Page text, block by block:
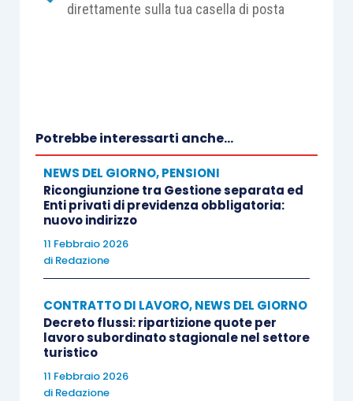
direttamente sulla tua casella di posta
Potrebbe interessarti anche...
NEWS DEL GIORNO,PENSIONI
Ricongiunzione tra Gestione separata ed
Enti privati di previdenza obbligatoria:
nuovo indirizzo
11 Febbraio 2026
di Redazione
CONTRATTO DI LAVORO,NEWS DEL GIORNO
Decreto flussi: ripartizione quote per
lavoro subordinato stagionale nel settore
turistico
11 Febbraio 2026
di Redazione